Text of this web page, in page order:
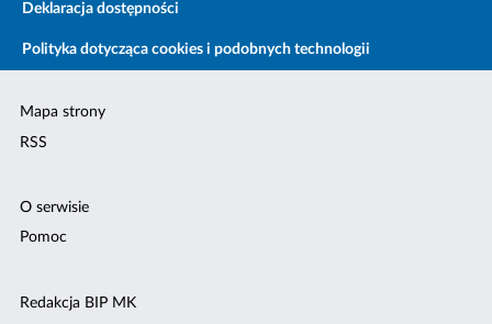
Deklaracja dostępności
Polityka dotycząca cookies i podobnych technologii
Mapa strony
RSS
O serwisie
Pomoc
Redakcja BIP MK